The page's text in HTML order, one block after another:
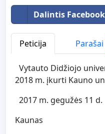
Dalintis
Peticija Parašai
Vytauto Didžiojo
2018 m. įkurti Kauno
2017 m. gegužės 11 d.
Kaunas